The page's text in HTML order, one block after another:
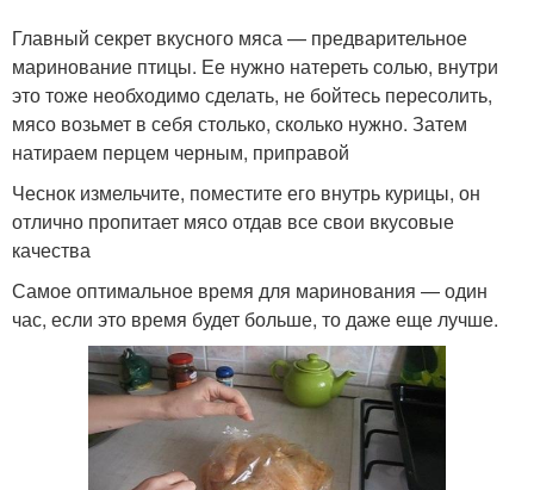
Главный секрет вкусного мяса — предварительное
маринование птицы. Ее нужно натереть солью, внутри
это тоже необходимо сделать, не бойтесь пересолить,
мясо возьмет в себя столько, сколько нужно. Затем
натираем перцем черным, приправой
Чеснок измельчите, поместите его внутрь курицы, он
отлично пропитает мясо отдав все свои вкусовые
качества
Самое оптимальное время для маринования — один
час, если это время будет больше, то даже еще лучше.